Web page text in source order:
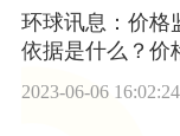
环球讯息：价格
依据是什么？价
些内容？
2023-06-06 16:02:24